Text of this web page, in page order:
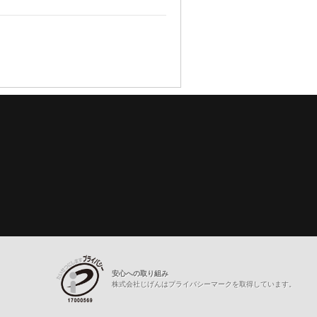
安心への取り組み
株式会社じげんはプライバシーマークを取得しています。